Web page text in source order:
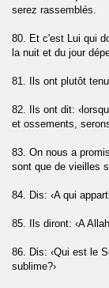
serez rassemblés.
80. Et c'est Lui qui
la nuit et du jour
81. Ils ont plutôt
82. Ils ont dit:
et ossements,
83. On nous a
sont que de vieilles
84. Dis: ‹A qui
85. Ils diront: ‹A
86. Dis: ‹Qui est le
sublime?›
(Al-Humazah)